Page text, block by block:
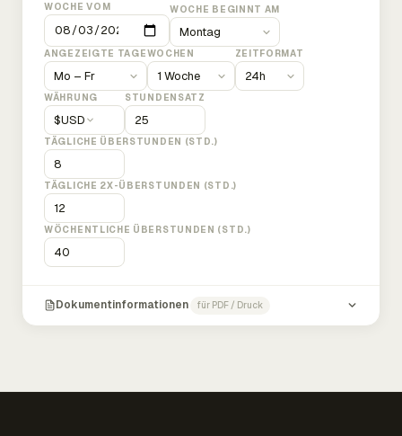
WOCHE VOM WOCHE BEGINNT AM
ANGEZEIGTE TAGEWOCHEN ZEITFORMAT
WÄHRUNG
$USD
STUNDENSATZ
TÄGLICHE ÜBERSTUNDEN (STD.)
TÄGLICHE 2X-ÜBERSTUNDEN (STD.)
WÖCHENTLICHE ÜBERSTUNDEN (STD.)
Dokumentinformationen für PDF / Druck